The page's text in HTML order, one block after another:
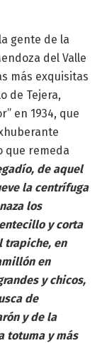
gente de la
del Valle
más exquisitas
de Tejera,
en 1934, que
que remeda
de aquel
la centrífuga
los
y corta
trapiche, en
en
y chicos,
de
y de la
totuma y más